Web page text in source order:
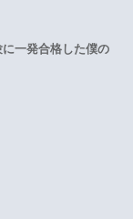
に一発合格した僕の